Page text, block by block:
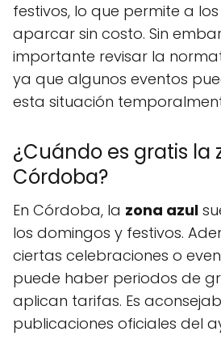
festivos, lo que permite a
aparcar sin costo. Sin
importante revisar la
ya que algunos eventos
esta situación
¿Cuándo es gratis la
Córdoba?
En Córdoba, la zona azul
los domingos y festivos.
ciertas celebraciones o
puede haber periodos de
aplican tarifas. Es
publicaciones oficiales del